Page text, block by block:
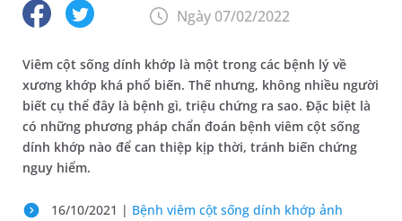
Ngày 07/02/2022
Viêm cột sống dính khớp là một trong các bệnh lý về
xương khớp khá phổ biến. Thế nhưng, không nhiều người
biết cụ thể đây là bệnh gì, triệu chứng ra sao. Đặc biệt là
có những phương pháp chẩn đoán bệnh viêm cột sống
dính khớp nào để can thiệp kịp thời, tránh biến chứng
nguy hiểm.
16/10/2021 | Bệnh viêm cột sống dính khớp ảnh